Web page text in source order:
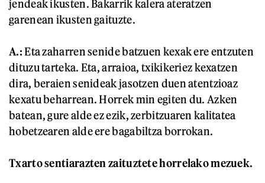
jendeak ikusten. Bakarrik kalera ateratzen
garenean ikusten gaituzte.
A.:Eta zaharren senide batzuen kexak ere entzuten
dituzu tarteka. Eta, arraioa, txikikeriez kexatzen
dira, beraien senideak jasotzen duen atentzioaz
kexatu beharrean. Horrek min egiten du. Azken
batean, gure alde ez ezik, zerbitzuaren kalitatea
hobetzearen alde ere bagabiltza borrokan.
Txarto sentiarazten zaituztete horrelako mezuek.